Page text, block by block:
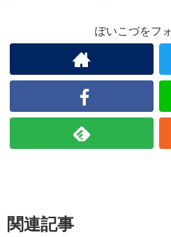
ぽいこづをフ
関連記事